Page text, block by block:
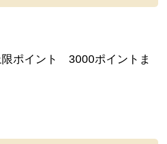
限ポイント 3000ポイントま